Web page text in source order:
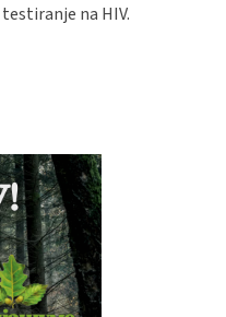
na HIV.